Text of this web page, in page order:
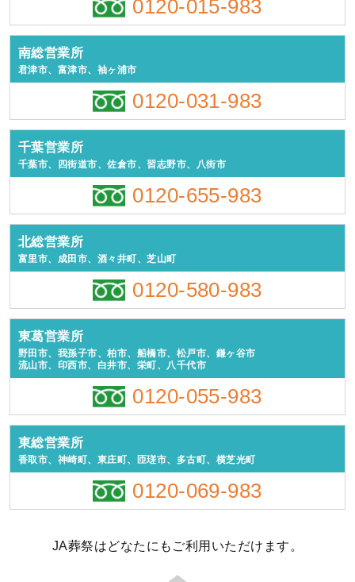
0120-015-983
南総営業所
君津市、富津市、袖ヶ浦市
0120-031-983
千葉営業所
千葉市、四街道市、佐倉市、習志野市、八街市
0120-655-983
北総営業所
富里市、成田市、酒々井町、芝山町
0120-580-983
東葛営業所
野田市、我孫子市、柏市、船橋市、松戸市、鎌ヶ谷市
流山市、印西市、白井市、栄町、八千代市
0120-055-983
東総営業所
香取市、神崎町、東庄町、匝瑳市、多古町、横芝光町
0120-069-983
JA葬祭はどなたにもご利用いただけます。